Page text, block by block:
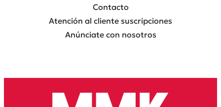
Contacto
Atención al cliente suscripciones
Anúnciate con nosotros